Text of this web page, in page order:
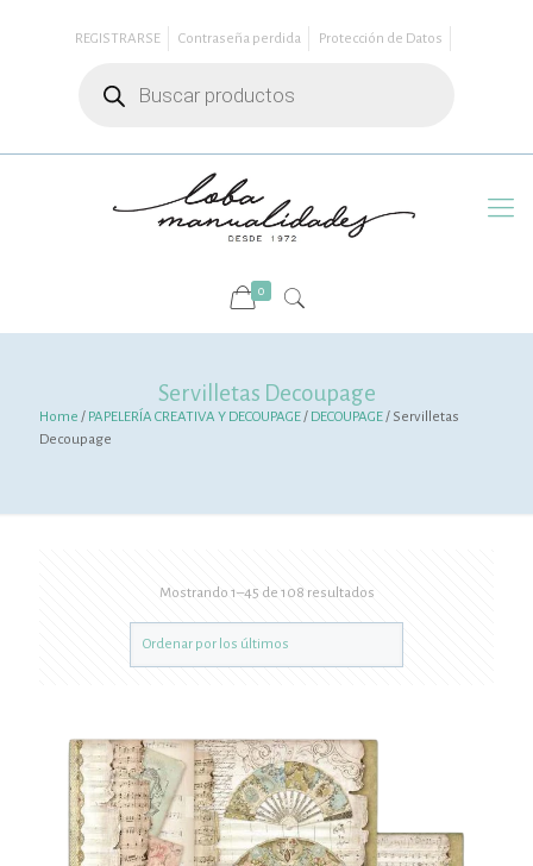
REGISTRARSE Contraseña perdida
Protección de Datos
productos
0
Servilletas Decoupage
Home / PAPELERÍA CREATIVA Y DECOUPAGE/ DECOUPAGE/ Servilletas
Decoupage
Mostrando 1–45 de 108 resultados